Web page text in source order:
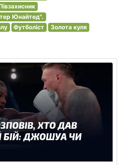
Юнайтед".
Футболіст Золота куля